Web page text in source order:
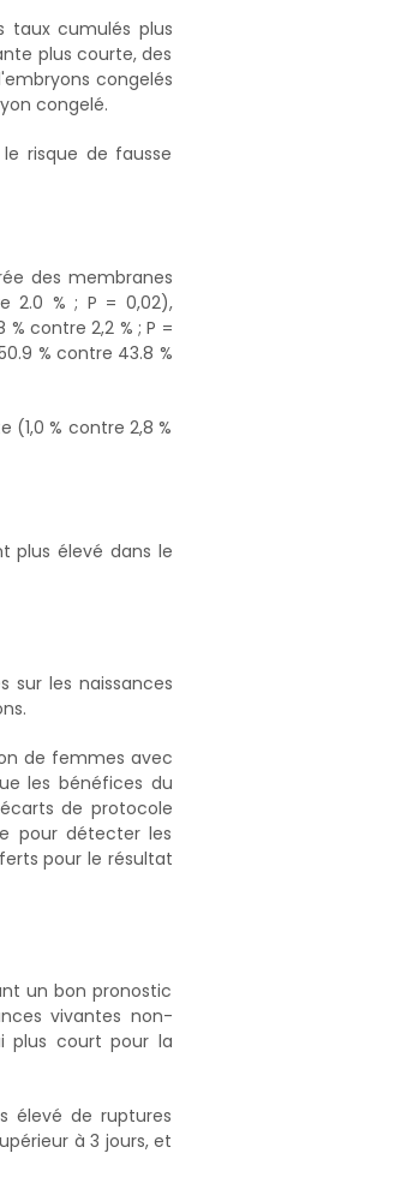
taux cumulés plus
plus courte, des
congelés
congelé.
risque de fausse
des membranes
2.0 % ; P = 0,02),
contre 2,2 % ; P =
% contre 43.8 %
% contre 2,8 %
plus élevé dans le
sur les naissances
de femmes avec
les bénéfices du
de protocole
pour détecter les
pour le résultat
un bon pronostic
vivantes non-
plus court pour la
élevé de ruptures
à 3 jours, et